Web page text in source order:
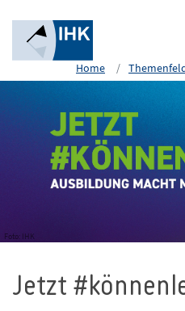
Home
Foto: IHK
Jetzt